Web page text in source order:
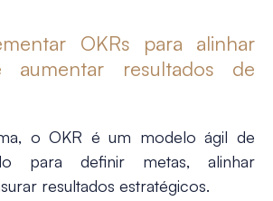
OKRs para alinhar
aumentar resultados de
o OKR é um modelo ágil de
para definir metas, alinhar
resultados estratégicos.